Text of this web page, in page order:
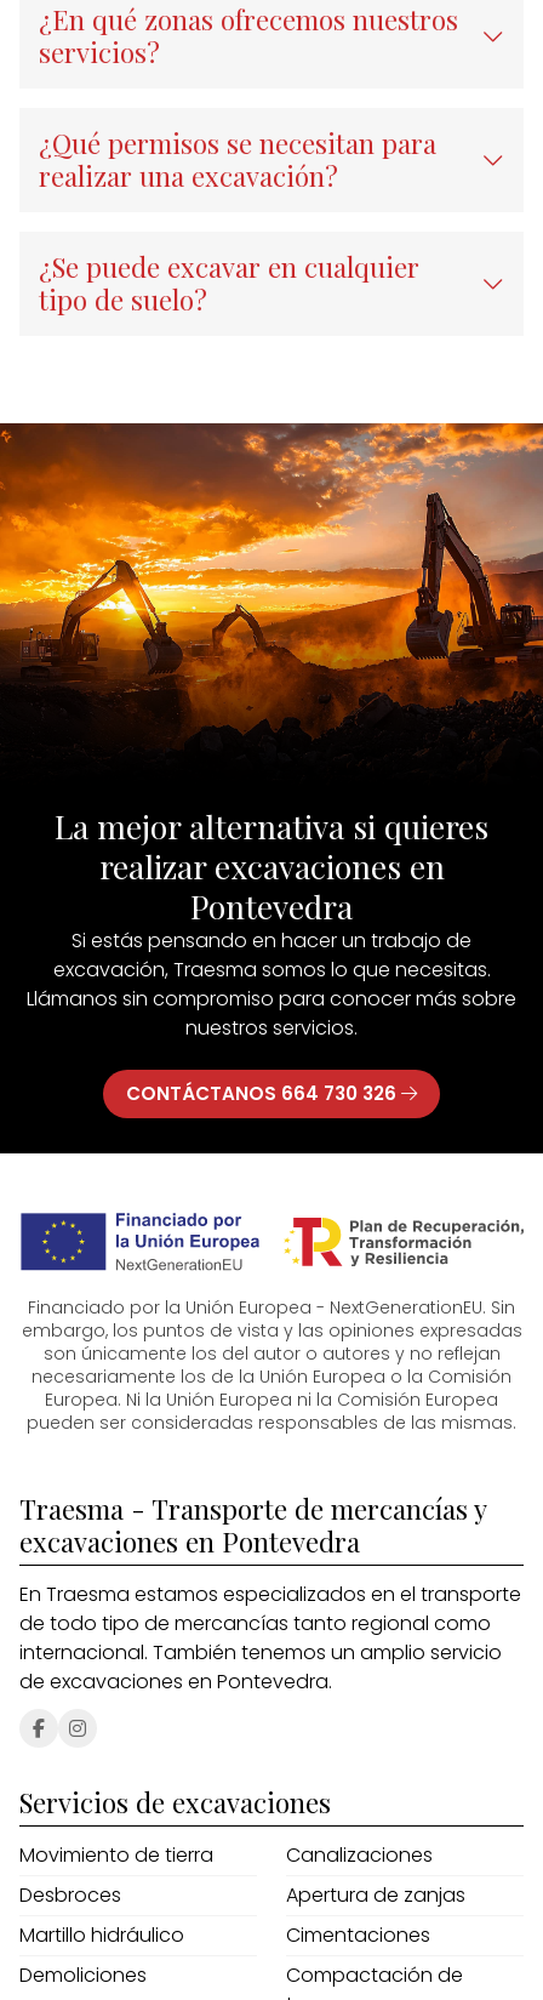
¿En qué zonas ofrecemos nuestros
servicios?
¿Qué permisos se necesitan para
realizar una excavación?
¿Se puede excavar en cualquier
tipo de suelo?
La mejor alternativa si quieres
realizar excavaciones en
Pontevedra
Si estás pensando en hacer un trabajo de
excavación, Traesma somos lo que necesitas.
Llámanos sin compromiso para conocer más sobre
nuestros servicios.
CONTÁCTANOS 664 730 326
Financiado por la Unión Europea - NextGenerationEU. Sin
embargo, los puntos de vista y las opiniones expresadas
son únicamente los del autor o autores y no reflejan
necesariamente los de la Unión Europea o la Comisión
Europea. Ni la Unión Europea ni la Comisión Europea
pueden ser consideradas responsables de las mismas.
Traesma - Transporte de mercancías y
excavaciones en Pontevedra
En Traesma estamos especializados en el transporte
de todo tipo de mercancías tanto regional como
internacional. También tenemos un amplio servicio
de excavaciones en Pontevedra.
Servicios de excavaciones
Movimiento de tierra
Canalizaciones
Desbroces
Apertura de zanjas
Martillo hidráulico
Cimentaciones
Demoliciones
Compactación de